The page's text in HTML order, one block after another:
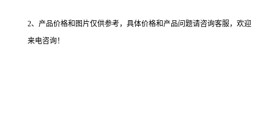
2、产品价格和图片仅供参考，具体价格和产品问题请咨询客服，欢迎
来电咨询！